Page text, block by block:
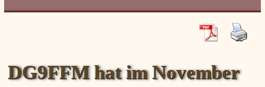
DG9FFM hat im November